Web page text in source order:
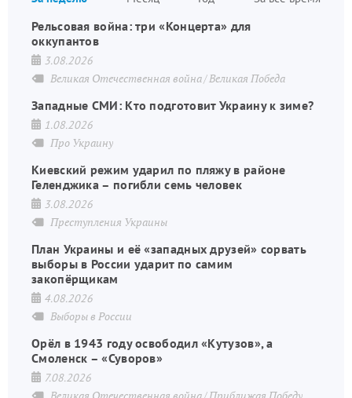
Рельсовая война: три «Концерта» для
оккупантов
3.08.2026
Великая Отечественная война Великая Победа
Западные СМИ: Кто подготовит Украину к зиме?
1.08.2026
Про Украину
Киевский режим ударил по пляжу в районе
Геленджика – погибли семь человек
3.08.2026
Преступления Украины
План Украины и её «западных друзей» сорвать
выборы в России ударит по самим
закопёрщикам
4.08.2026
Выборы в России
Орёл в 1943 году освободил «Кутузов», а
Смоленск – «Суворов»
7.08.2026
Великая Отечественная война Приближая Победу